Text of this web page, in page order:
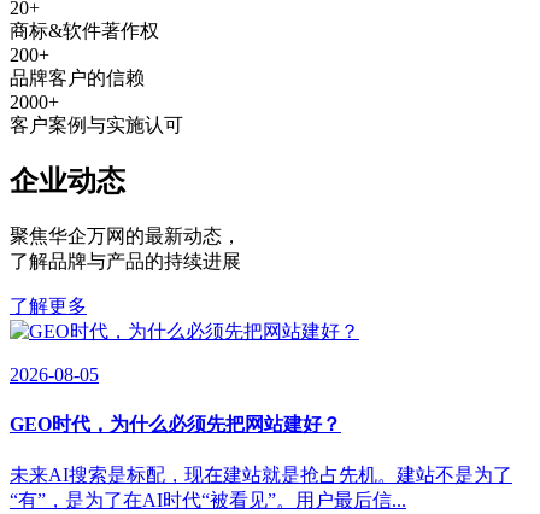
20+
商标&软件著作权
200+
品牌客户的信赖
2000+
客户案例与实施认可
企业动态
聚焦华企万网的最新动态 ，
了解品牌与产品的持续进展
了解更多
2026-08-05
GEO时代，为什么必须先把网站建好？
未来AI搜索是标配，现在建站就是抢占先机。建站不是为了
“有”，是为了在AI时代“被看见”。用户最后信...